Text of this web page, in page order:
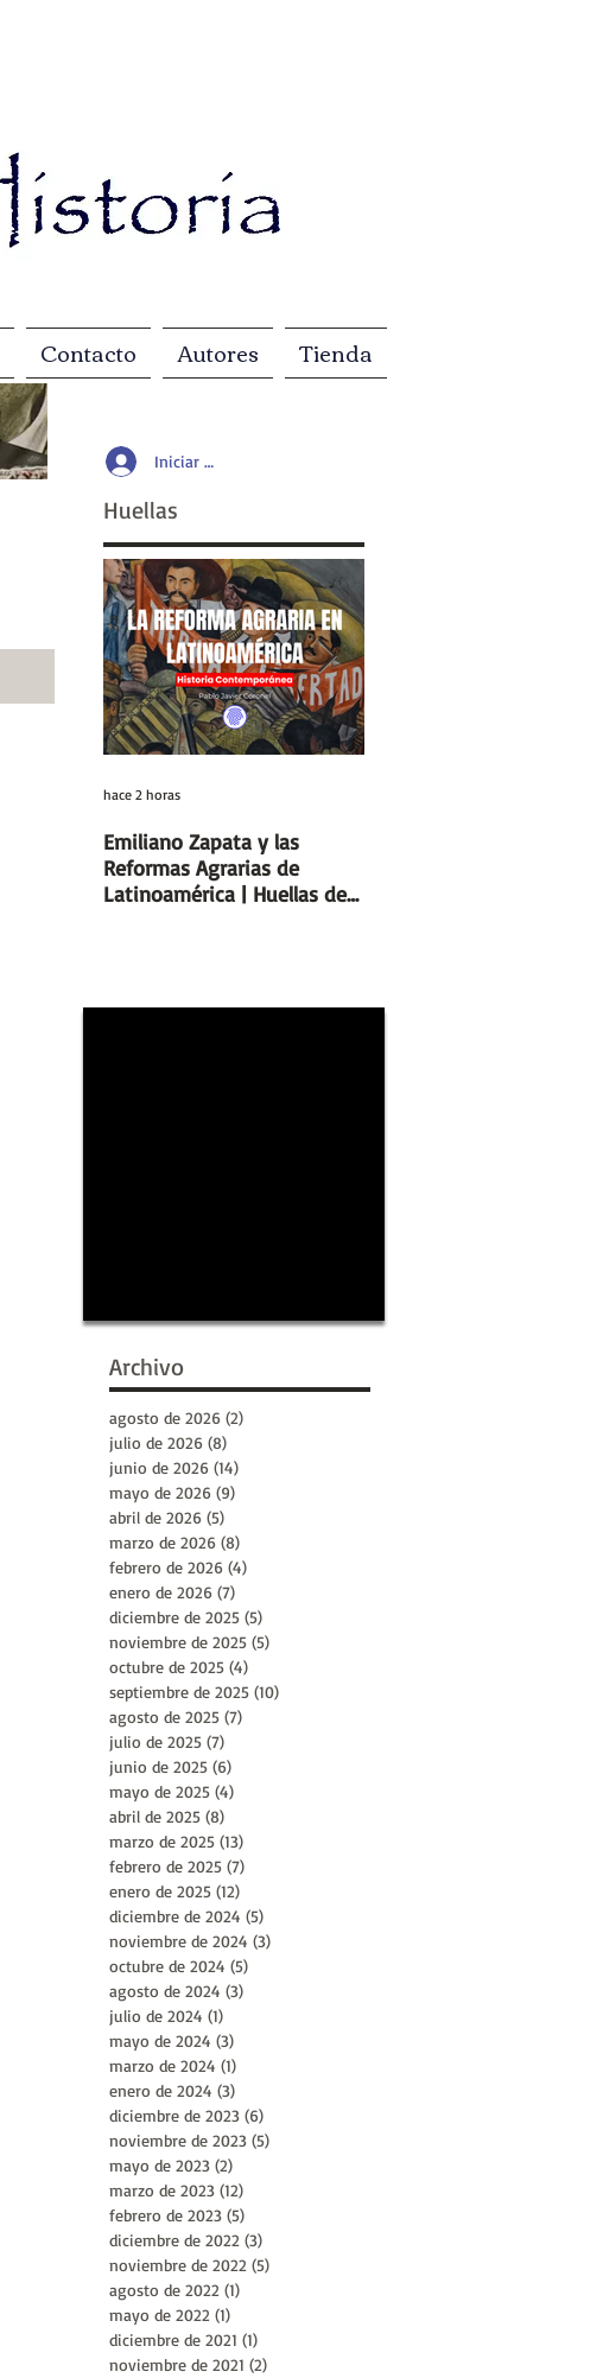
Contacto Autores Tienda
Iniciar sesión
Huellas
Emiliano Zapata y las
Reformas Agrarias de
Latinoamérica | Huellas de
hace 2 horas
Archivo
agosto de 2026 (2)
julio de 2026 (8)
junio de 2026 (14)
mayo de 2026 (9)
abril de 2026 (5)
marzo de 2026 (8)
febrero de 2026 (4)
enero de 2026 (7)
diciembre de 2025 (5)
noviembre de 2025 (5)
octubre de 2025 (4)
septiembre de 2025 (10)
agosto de 2025 (7)
julio de 2025 (7)
junio de 2025 (6)
mayo de 2025 (4)
abril de 2025 (8)
marzo de 2025 (13)
febrero de 2025 (7)
enero de 2025 (12)
diciembre de 2024 (5)
noviembre de 2024 (3)
octubre de 2024 (5)
agosto de 2024 (3)
julio de 2024 (1)
mayo de 2024 (3)
marzo de 2024 (1)
enero de 2024 (3)
diciembre de 2023 (6)
noviembre de 2023 (5)
mayo de 2023 (2)
marzo de 2023 (12)
febrero de 2023 (5)
diciembre de 2022 (3)
noviembre de 2022 (5)
agosto de 2022 (1)
mayo de 2022 (1)
diciembre de 2021 (1)
noviembre de 2021 (2)